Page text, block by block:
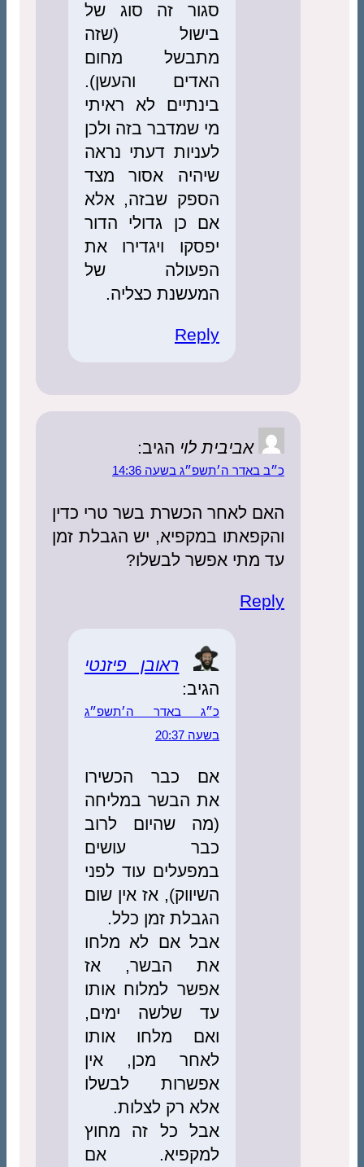
סגור זה סוג של
בישול (שזה
מתבשל מחום
האדים והעשן).
בינתיים לא ראיתי
מי שמדבר בזה ולכן
לעניות דעתי נראה
שיהיה אסור מצד
הספק שבזה, אלא
אם כן גדולי הדור
יפסקו ויגדירו את
הפעולה של
המעשנת כצליה.
Reply
אביבית לוי הגיב:
כ״ב באדר ה׳תשפ״ג בשעה 14:36
האם לאחר הכשרת בשר טרי כדין
והקפאתו במקפיא, יש הגבלת זמן
עד מתי אפשר לבשלו?
Reply
ראובן פיזנטי
הגיב:
כ״ג באדר ה׳תשפ״ג
בשעה 20:37
אם כבר הכשירו
את הבשר במליחה
(מה שהיום לרוב
כבר עושים
במפעלים עוד לפני
השיווק), אז אין שום
הגבלת זמן כלל.
אבל אם לא מלחו
את הבשר, אז
אפשר למלוח אותו
עד שלשה ימים,
ואם מלחו אותו
לאחר מכן, אין
אפשרות לבשלו
אלא רק לצלות.
אבל כל זה מחוץ
למקפיא. אם